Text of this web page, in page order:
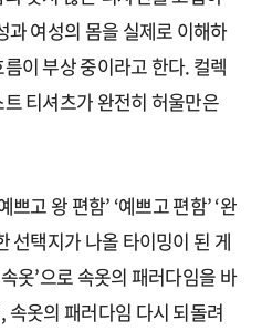
여성의 몸을 실제로 이해하
이 부상 중이라고 한다. 컬렉
티셔츠가 완전히 허울만은
고 왕 편함’ ‘예쁘고 편함’ ‘완
선택지가 나올 타이밍이 된 게
옷’으로 속옷의 패러다임을 바
옷의 패러다임 다시 되돌려